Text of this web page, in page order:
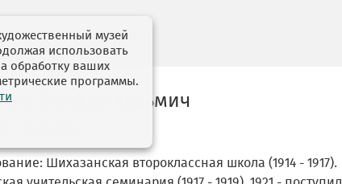
Михаил Кузьмич
Шихазанская второклассная школа (1914 - 1917).
музей
использовать
обработку ваших
программы.